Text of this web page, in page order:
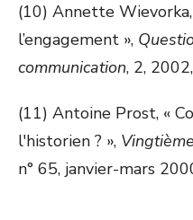
(10) Annette
l’engagement »,
communication, 2,
(11) Antoine Prost, «
l'historien ? »,
n° 65, janvier-mars